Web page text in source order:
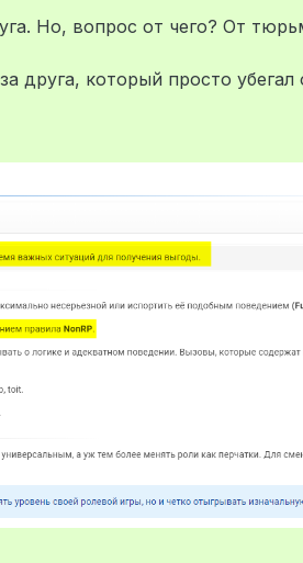
Но, вопрос от чего? От
друга, который просто убегал